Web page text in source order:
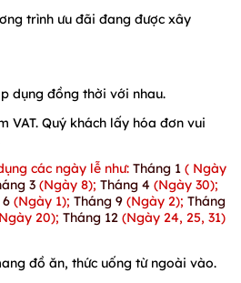
trình ưu đãi đang được xây
dụng đồng thời với nhau.
VAT. Quý khách lấy hóa đơn vui
các ngày lễ như: Tháng 1 ( Ngày
3 (Ngày 8); Tháng 4 (Ngày 30);
6 (Ngày 1); Tháng 9 (Ngày 2); Tháng
20); Tháng 12 (Ngày 24, 25, 31)
đồ ăn, thức uống từ ngoài vào.